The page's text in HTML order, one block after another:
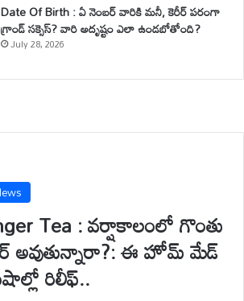
Date Of Birth : ఏ నెంబర్ వారికి మనీ, కెరీర్ పరంగా
గ్రాండ్ సక్సెస్? వారి అదృష్టం ఎలా ఉండబోతోంది?
July 28, 2026